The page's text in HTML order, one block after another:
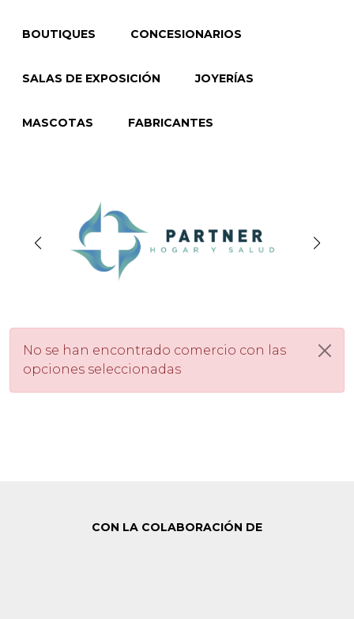
BOUTIQUES CONCESIONARIOS
SALAS DE EXPOSICIÓN JOYERÍAS
MASCOTAS FABRICANTES
No se han encontrado comercio con las
opciones seleccionadas
CON LA COLABORACIÓN DE